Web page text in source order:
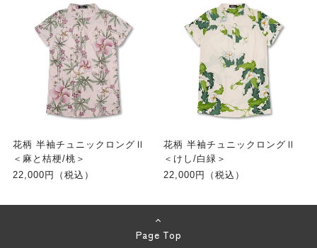
花柄 半袖チュニックロングⅡ
＜麻と桔梗/桃＞
22,000円（税込）
花柄 半袖チュニックロングⅡ
＜けし/白緑＞
22,000円（税込）
Page Top